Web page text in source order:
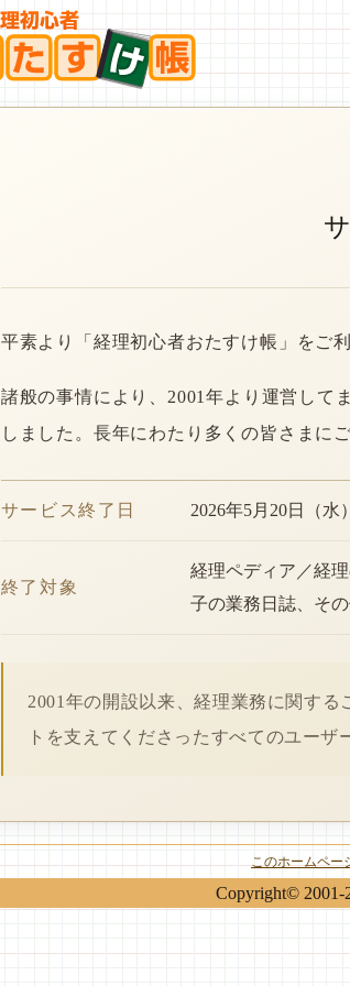
平素より「経理初心者おたすけ帳」をご
諸般の事情により、2001年より運営して
しました。長年にわたり多くの皆さまに
サービス終了日 2026年5月20日（水）
終了対象
経理ペディア／経
子の業務日誌、そ
2001年の開設以来、経理業務に関す
トを支えてくださったすべてのユーザ
このホームペー
Copyright© 2001-